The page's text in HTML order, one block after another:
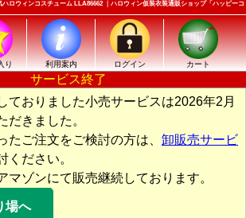
ロウィンコスチューム LLA86662 ｜ハロウィン仮装衣装通販ショップ「ハッピーコ
り 利用案内 ログイン カート
サービス終了
ておりました小売サービスは2026年2月
だきました。
たご注文をご検討の方は、 卸販売サービ
ください。
マゾンにて販売継続しております。
場へ